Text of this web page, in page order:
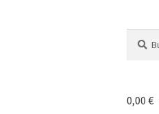
por:
0,00 €